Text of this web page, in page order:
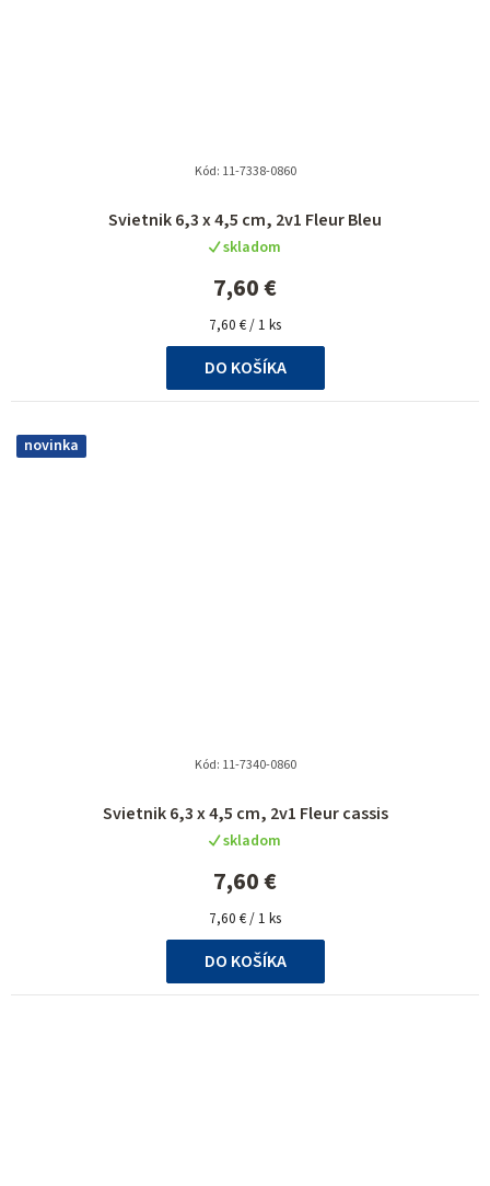
Svietnik 6,3 x 4,5 cm, 2v1 Fleur Bleu
skladom
7,60 €
Jednotková
cena:
7,60 € / 1 ks
DO KOŠÍKA
Kód: 11-7338-0860
novinka
Svietnik 6,3 x 4,5 cm, 2v1 Fleur cassis
skladom
7,60 €
Jednotková
cena:
7,60 € / 1 ks
DO KOŠÍKA
Kód: 11-7340-0860